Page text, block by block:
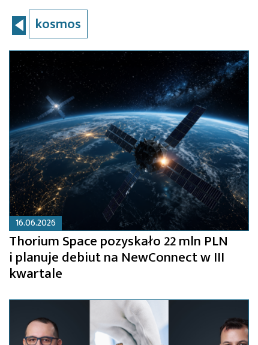
kosmos
16.06.2026
Thorium Space pozyskało 22 mln PLN
i planuje debiut na NewConnect w III
kwartale